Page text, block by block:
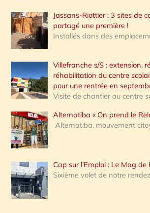
Jassans-Riottier : 3 sites de
partagé une première !
Installés dans des
Villefranche s/S : extension,
réhabilitation du centre
pour une rentrée en
Visite de chantier au centre
Alternatiba « On prend le
Alternatiba, mouvement
Cap sur l’Emploi : Le Mag
Sixième volet de notre